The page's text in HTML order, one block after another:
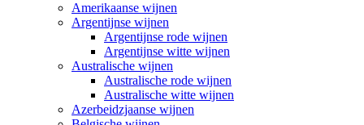
Amerikaanse wijnen
Argentijnse wijnen
Argentijnse rode wijnen
Argentijnse witte wijnen
Australische wijnen
Australische rode wijnen
Australische witte wijnen
Azerbeidzjaanse wijnen